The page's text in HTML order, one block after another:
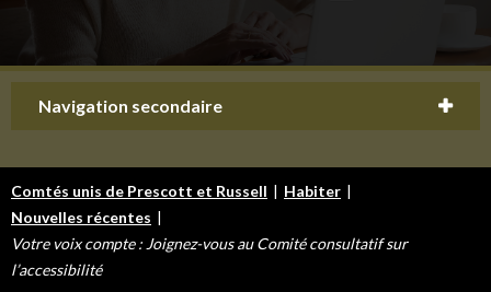
Navigation secondaire
Comtés unis de Prescott et Russell | Habiter |
Nouvelles récentes |
Votre voix compte : Joignez-vous au Comité consultatif sur
l’accessibilité